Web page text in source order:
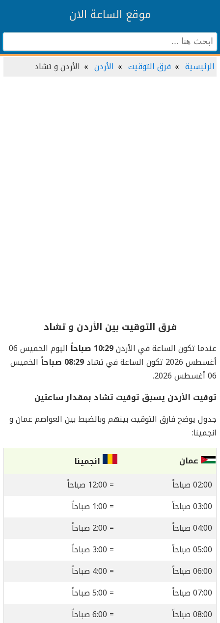
موقع الساعة الان
الرئيسية فرق التوقيت الأردن الأردن و تشاد
فرق التوقيت بين الأردن و تشاد
عندما تكون الساعة في الأردن10:29 صباحاً
اليوم الخميس 06
أغسطس 2026 تكون الساعة في تشاد
08:29 صباحاً
الخميس
06 أغسطس 2026.
توقيت الأردن يسبق توقيت تشاد بمقدار ساعتين
جدول يوضح فارق التوقيت بينهم وبالضبط بين العواصم عمان و
انجمينا:
عمان
انجمينا
02:00 صباحاً
= 12:00 صباحاً
03:00 صباحاً
= 1:00 صباحاً
04:00 صباحاً
= 2:00 صباحاً
05:00 صباحاً
= 3:00 صباحاً
06:00 صباحاً
= 4:00 صباحاً
07:00 صباحاً
= 5:00 صباحاً
08:00 صباحاً
= 6:00 صباحاً